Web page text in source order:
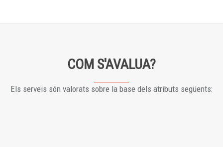
COM S'AVALUA?
Els serveis són valorats sobre la base dels atributs següents: